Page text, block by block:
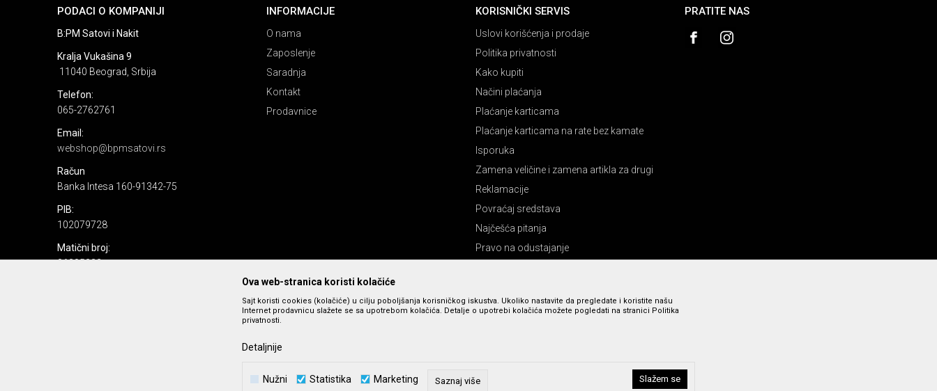
PODACI O KOMPANIJI
B:PM Satovi i Nakit
Kralja Vukašina 9
11040 Beograd, Srbija
Telefon:
065-2762761
Email:
webshop@bpmsatovi.rs
Račun
Banka Intesa 160-91342-75
PIB:
102079728
Matični broj:
06205232
INFORMACIJE
O nama
Zaposlenje
Saradnja
Kontakt
Prodavnice
KORISNIČKI SERVIS
Uslovi korišćenja i prodaje
Politika privatnosti
Kako kupiti
Načini plaćanja
Plaćanje karticama
Plaćanje karticama na rate bez kamate
Isporuka
Zamena veličine i zamena artikla za drugi
Reklamacije
Povraćaj sredstava
Najčešća pitanja
Pravo na odustajanje
PRATITE NAS
podrazumeva se da su dostupni u svakom trenutku. Raspoloživost robe možete proveriti pozivom na broj 011 369 4000.
Ova web-stranica koristi kolačiće
Sajt koristi cookies (kolačiće) u cilju poboljšanja korisničkog iskustva. Ukoliko nastavite da pregledate i koristite našu
Internet prodavnicu slažete se sa upotrebom kolačića. Detalje o upotrebi kolačića možete pogledati na stranici Politika
privatnosti.
Detaljnije
Nužni Statistika Marketing Saznaj više Slažem se